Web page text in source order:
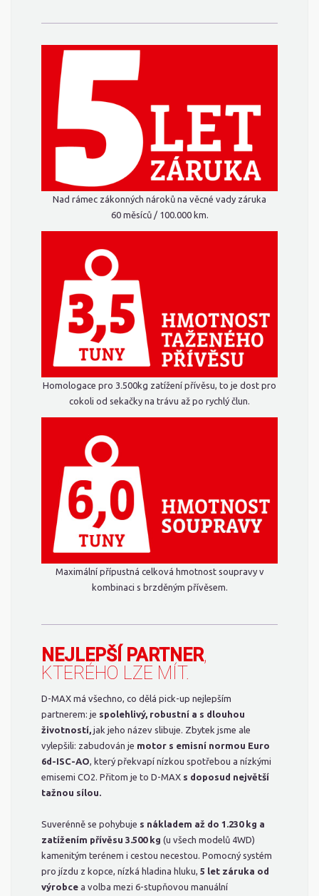
Nad rámec zákonných nároků na věcné vady záruka
60 měsíců / 100.000 km.
Homologace pro 3.500kg zatížení přívěsu, to je dost pro
cokoli od sekačky na trávu až po rychlý člun.
Maximální přípustná celková hmotnost soupravy v
kombinaci s brzděným přívěsem.
NEJLEPŠÍ PARTNER,
KTERÉHO LZE MÍT.
D-MAX má všechno, co dělá pick-up nejlepším
partnerem: je spolehlivý, robustní a s dlouhou
životností, jak jeho název slibuje. Zbytek jsme ale
vylepšili: zabudován je motor s emisní normou Euro
6d-ISC-AO , který překvapí nízkou spotřebou a nízkými
emisemi CO2. Přitom je to D-MAX s doposud největší
tažnou sílou.
Suverénně se pohybuje s nákladem až do 1.230 kg a
zatížením přívěsu 3.500 kg (u všech modelů 4WD)
kamenitým terénem i cestou necestou. Pomocný systém
pro jízdu z kopce, nízká hladina hluku, 5 let záruka od
výrobce a volba mezi 6-stupňovou manuální